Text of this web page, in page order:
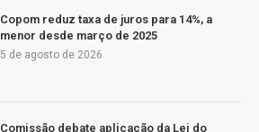
Copom reduz taxa de juros para 14%, a
menor desde março de 2025
5 de agosto de 2026
Comissão debate aplicação da Lei do